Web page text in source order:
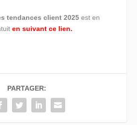
tendances client 2025 est en
en suivant ce lien.
PARTAGER: